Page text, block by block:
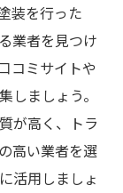
装を行った
業者を見つけ
コミサイトや
しましょう。
が高く、トラ
高い業者を選
活用しましょ